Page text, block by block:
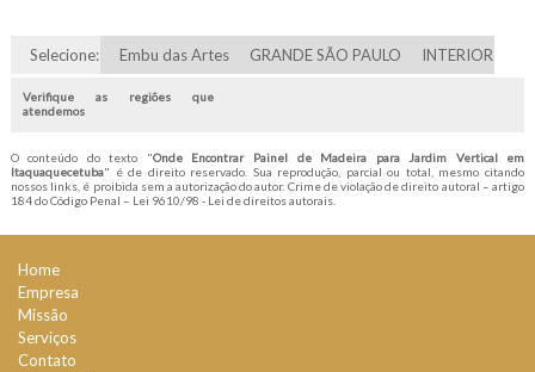
Selecione: Embu das Artes GRANDE SÃO PAULO INTERIOR
Verifique as regiões que
atendemos
O conteúdo do texto "Onde Encontrar Painel de Madeira para Jardim Vertical em
Itaquaquecetuba" é de direito reservado. Sua reprodução, parcial ou total, mesmo citando
nossos links, é proibida sem a autorização do autor. Crime de violação de direito autoral – artigo
184 do Código Penal – Lei 9610/98 - Lei de direitos autorais.
Home
Empresa
Missão
Serviços
Contato